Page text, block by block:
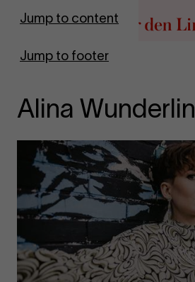
Jump to content
Jump to footer
Go to homepage
Alina Wunderlin